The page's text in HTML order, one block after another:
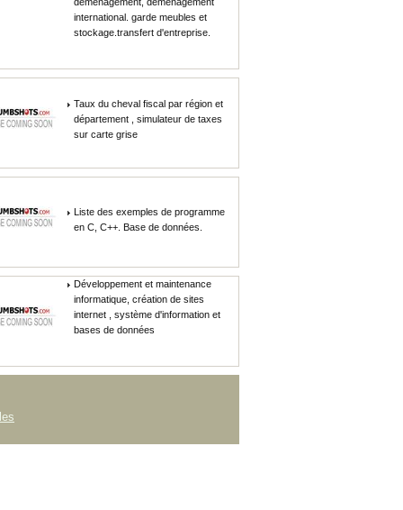
international. garde meubles et
stockage.transfert d'entreprise.
Taux du cheval fiscal par région et
département , simulateur de taxes
sur carte grise
Liste des exemples de programme
en C, C++. Base de données.
Développement et maintenance
informatique, création de sites
internet , système d'information et
bases de données